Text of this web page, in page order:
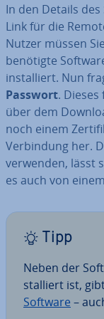
In den Details
Link für die
Nutzer müssen
benötigte
in­stal­liert. Nun
Passwort.
über dem
noch einem
Ver­bin­dung her.
verwenden, lässt
es auch von
Tipp
Neben der
stal­liert ist,
Software –